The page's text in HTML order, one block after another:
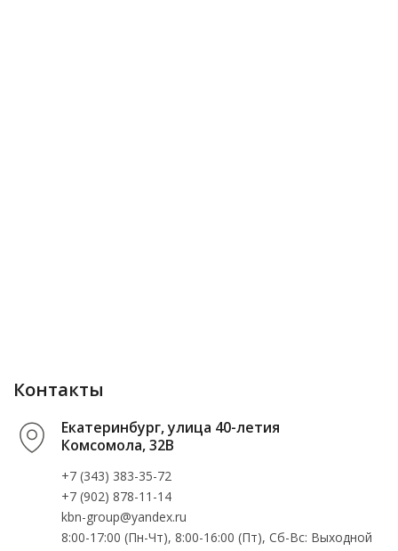
Контакты
Екатеринбург, улица 40-летия
Комсомола, 32В
+7 (343) 383-35-72
+7 (902) 878-11-14
kbn-group@yandex.ru
8:00-17:00 (Пн-Чт), 8:00-16:00 (Пт), Cб-Вс: Выходной